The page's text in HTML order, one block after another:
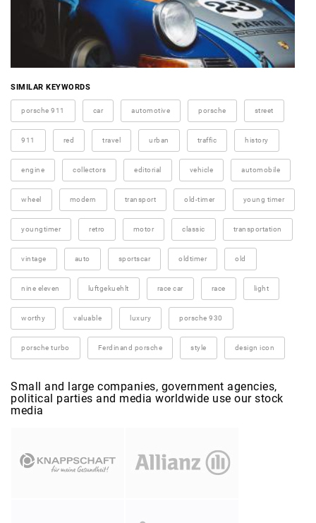
SIMILAR KEYWORDS
porsche 911 car automotive porsche street
911 red travel urban traffic history
engine collectors editorial vehicle automobile
wheel modern transport old-timer young timer
youngtimer retro motor classic transportation
vintage auto sportscar oldtimer old
nine eleven luftgekuehlt race car race light
worthy valuable luxury porsche 930
porsche turbo Ferdinand porsche style design icon
Small and large companies, government agencies,
political parties and media worldwide use our stock
media